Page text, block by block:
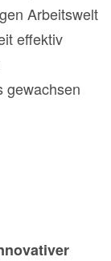
Arbeitswelt
effektiv
gewachsen